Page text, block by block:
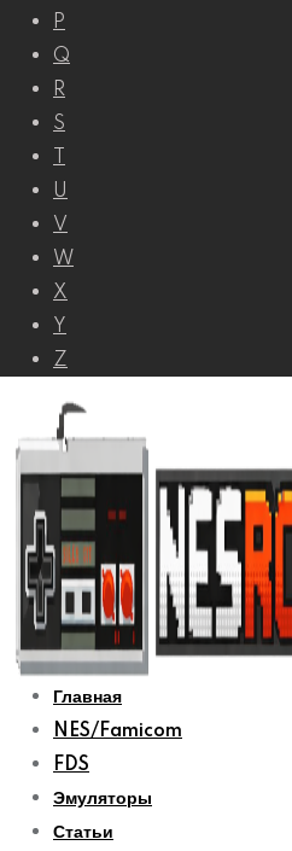
P
Q
R
S
U
V
W
X
Y
Z
Главная
NES/Famicom
FDS
Эмуляторы
Статьи